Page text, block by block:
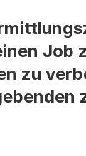
Job
zu